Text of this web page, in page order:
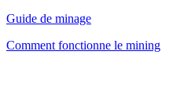
Guide de minage
Comment fonctionne le mining